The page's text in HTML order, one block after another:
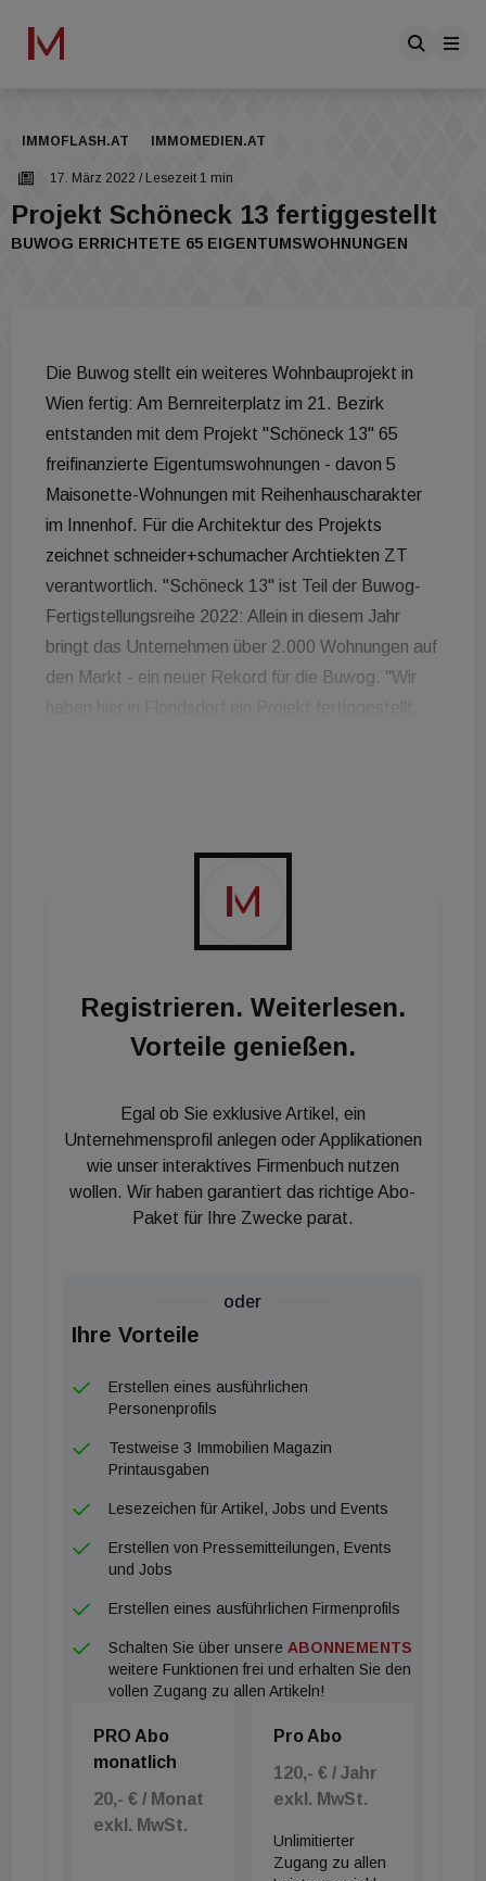
IMMOFLASH.AT IMMOMEDIEN.AT
17. März 2022 / Lesezeit 1 min
Projekt Schöneck 13 fertiggestellt
BUWOG ERRICHTETE 65 EIGENTUMSWOHNUNGEN
Die Buwog stellt ein weiteres Wohnbauprojekt in
Wien fertig: Am Bernreiterplatz im 21. Bezirk
entstanden mit dem Projekt "Schöneck 13" 65
freifinanzierte Eigentumswohnungen - davon 5
Maisonette-Wohnungen mit Reihenhauscharakter
im Innenhof. Für die Architektur des Projekts
zeichnet schneider+schumacher Archtiekten ZT
verantwortlich. "Schöneck 13" ist Teil der Buwog-
Fertigstellungsreihe 2022: Allein in diesem Jahr
bringt das Unternehmen über 2.000 Wohnungen auf
den Markt - ein neuer Rekord für die Buwog. "Wir
die naturnahe Umgebung noch verstärkt wird.
Gleichzeitig ist das Projekt optimal an das
Verkehrsnetz angebunden." Durch die geringe Höhe
mit nur drei Stockwerken (plus EG) fügt es sich
Umfeld ein. Für nachhaltige Wärme sorgt eine
Gasheizung mit Solarthermie, die Solarthermie-
Reihenhäuser installiert.
Registrieren. Weiterlesen.
Vorteile genießen.
Egal ob Sie exklusive Artikel, ein
Unternehmensprofil anlegen oder Applikationen
wie unser interaktives Firmenbuch nutzen
wollen. Wir haben garantiert das richtige Abo-
Paket für Ihre Zwecke parat.
oder
Ihre Vorteile
Erstellen eines ausführlichen
Personenprofils
Testweise 3 Immobilien Magazin
Printausgaben
Lesezeichen für Artikel, Jobs und Events
Erstellen von Pressemitteilungen, Events
und Jobs
Erstellen eines ausführlichen Firmenprofils
Schalten Sie über unsere ABONNEMENTS
weitere Funktionen frei und erhalten Sie den
vollen Zugang zu allen Artikeln!
PRO Abo
monatlich
20,- € / Monat
exkl. MwSt.
Pro Abo
120,- € / Jahr
exkl. MwSt.
Unlimitierter
Zugang zu allen